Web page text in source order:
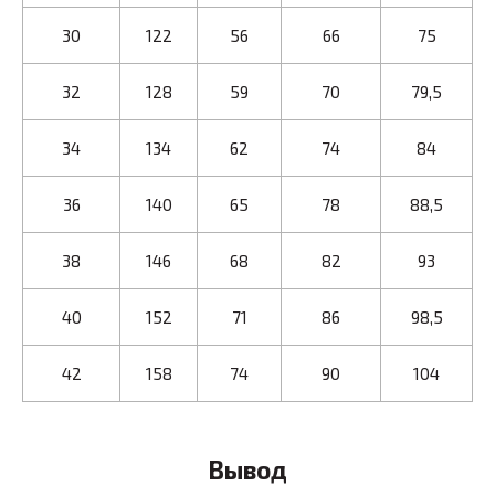
30 122 56 66 75
32 128 59 70 79,5
34 134 62 74 84
36 140 65 78 88,5
38 146 68 82 93
40 152 71 86 98,5
42 158 74 90 104
Вывод